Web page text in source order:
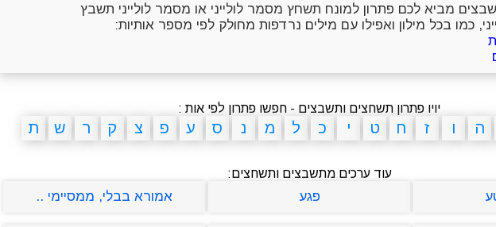
מביא לכם פתרון למונח תשחץ מסמר לולייני או מסמר לולייני תשבץ
כמו בכל מילון ואפילו עם מילים נרדפות מחולק לפי מספר אותיות:
יויו פתרון תשחצים ותשבצים - חפשו פתרון לפי אות :
ה ו ז ח ט י כ ל מ נ ס ע פ צ ק ר ש ת
עוד ערכים מתשבצים ותשחצים:
פגע אמורא בבלי, ממסיימי ..